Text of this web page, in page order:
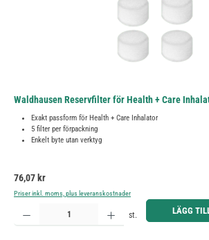
Waldhausen Reservfilter för Health + Care
Exakt passform för Health + Care Inhalator
5 filter per förpackning
Enkelt byte utan verktyg
Ordinarie pris:
76,07 kr
Priser inkl. moms, plus leveranskostnader
Produktkvantitet: Ange önskat belopp eller använd knapparna för
st. LÄGG